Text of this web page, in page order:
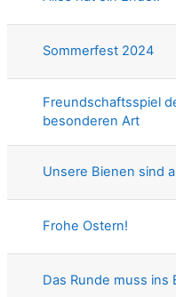
Sommerfest 2024
Freundschaftsspiel
besonderen Art
Unsere Bienen sind
Frohe Ostern!
Das Runde muss ins